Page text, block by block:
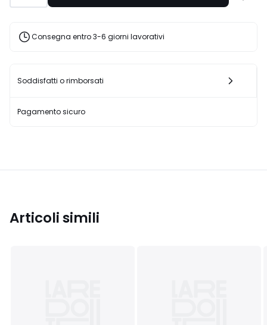
25%
sconto
applicato.
Consegna entro 3-6 giorni lavorativi
Soddisfatti o rimborsati
Pagamento sicuro
Articoli simili